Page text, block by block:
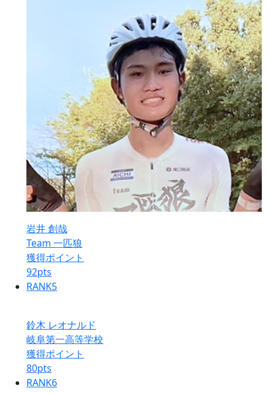
岩井 創哉
Team 一匹狼
獲得ポイント
92pts
RANK5
鈴木 レオナルド
岐阜第一高等学校
獲得ポイント
80pts
RANK6